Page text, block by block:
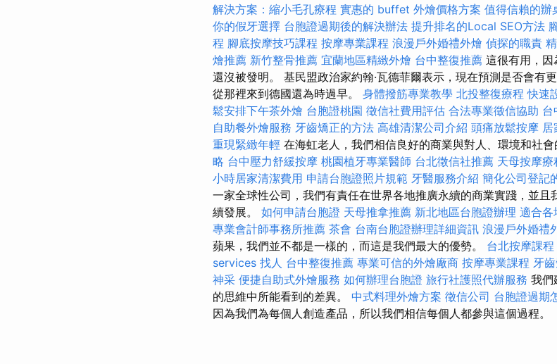
解決方案：縮小毛孔療程 實惠的 buffet 外燴價格方案 值得信賴的辦
你的假牙選擇 台胞證過期後的解決辦法 提升排名的Local SEO方法
程 腳底按摩技巧課程 按摩專業課程 浪漫戶外婚禮外燴 偵探的職責
燴推薦 新竹整骨推薦 宜蘭地區精緻外燴 台中整復推薦 這很有用，
還沒被發明。 基民盟政治家約翰·瓦德菲爾表示，現在預測是否會有
從那裡來到德國還為時過早。 身體撥筋專業教學 北投整復療程 快速
鬆安排下午茶外燴 台胞證桃園 徵信社費用評估 合法專業徵信協助 台
自助餐外燴服務 牙齒矯正的方法 高雄清潔公司介紹 頭痛放鬆按摩
重現緊緻年輕 在海虹老人，我們相信良好的商業與對人、環境和社會
略 台中壓力舒緩按摩 桃園植牙專業醫師 台北徵信社推薦 天母按摩療
小時居家清潔費用 申請台胞證照片規範 牙醫服務介紹 簡化公司登記
一家全球性公司，我們有責任在世界各地推廣永續的商業實踐，並且
續發展。 如何申請台胞證 天母推拿推薦 新北地區台胞證辦理 適合各
專業會計師事務所推薦 茶會 台南台胞證辦理詳細資訊 浪漫戶外婚禮
蘋果，我們並不都是一樣的，而這是我們最大的優勢。 台北按摩課程
services 找人 台中整復推薦 專業可信的外燴廠商 按摩專業課程 牙
神采 便捷自助式外燴服務 如何辦理台胞證 旅行社護照代辦服務 我們
的思維中所能看到的差異。 中式料理外燴方案 徵信公司 台胞證過期
因為我們為每個人創造產品，所以我們相信每個人都參與這個過程。